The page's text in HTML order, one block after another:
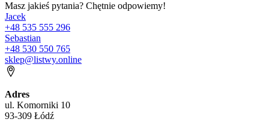
Masz jakieś pytania? Chętnie odpowiemy!
Jacek
+48 535 555 296
Sebastian
+48 530 550 765
sklep@listwy.online
Adres
ul. Komorniki 10
93-309 Łódź